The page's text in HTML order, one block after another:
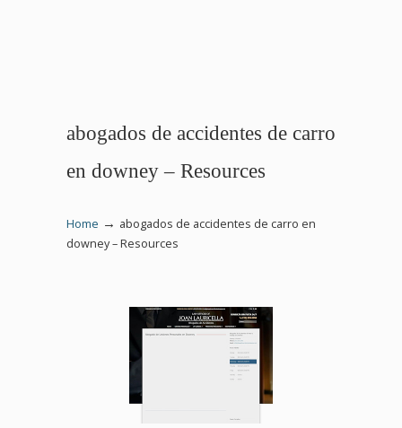
abogados de accidentes de carro
en downey – Resources
Home → abogados de accidentes de carro en
downey – Resources